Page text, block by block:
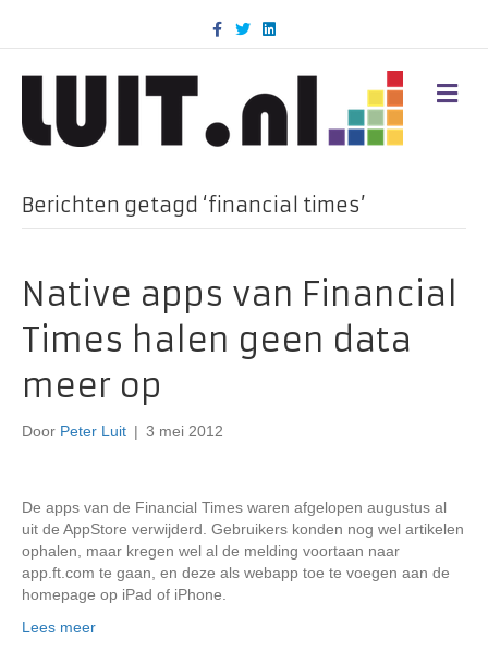
c
k
T
w
i
n
d
M
E
Berichten getagd ‘financial times’
Native apps van Financial
Times halen geen data
meer op
Door Peter Luit | 3 mei 2012
De apps van de Financial Times waren afgelopen augustus al
uit de AppStore verwijderd. Gebruikers konden nog wel artikelen
ophalen, maar kregen wel al de melding voortaan naar
app.ft.com te gaan, en deze als webapp toe te voegen aan de
homepage op iPad of iPhone.
Lees meer